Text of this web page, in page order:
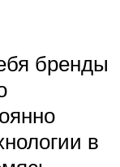
бренды
в